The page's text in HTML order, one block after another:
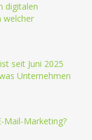
digitalen
welcher
seit Juni 2025
Unternehmen
Mail-Marketing?